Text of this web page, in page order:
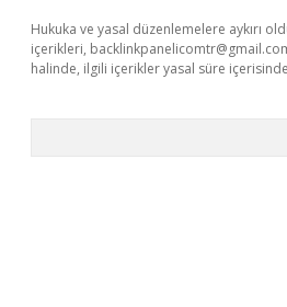
Hukuka ve yasal düzenlemelere aykırı
içerikleri,
halinde, ilgili içerikler yasal süre